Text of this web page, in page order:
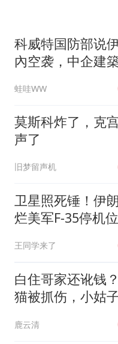
张
习
科威特国防部说
內空袭，中企建
击中｜介文汲.谢
延廷｜辣晚报
蛙哇WW
莫斯科炸了，克
声了
旧梦留声机
卫星照死锤！伊
烂美军F-35停机
王同学来了
白住哥家还讹钱
猫被抓伤，小姑
鹿云清